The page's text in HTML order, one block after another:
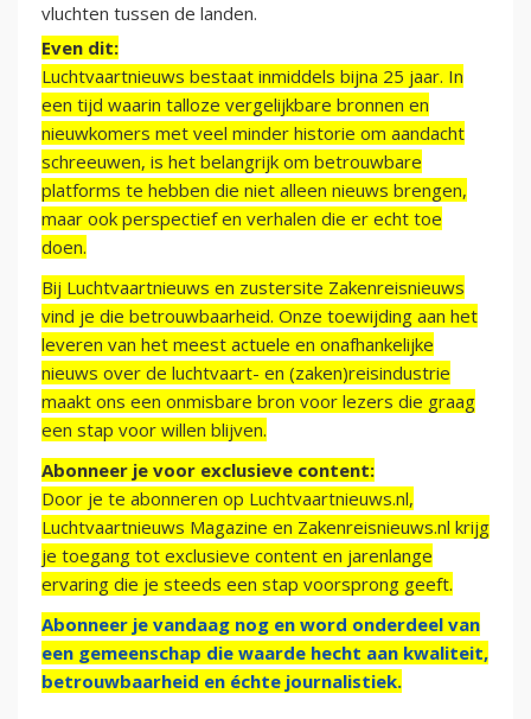
vluchten tussen de landen.
Even dit:
Luchtvaartnieuws bestaat inmiddels bijna 25 jaar. In
een tijd waarin talloze vergelijkbare bronnen en
nieuwkomers met veel minder historie om aandacht
schreeuwen, is het belangrijk om betrouwbare
platforms te hebben die niet alleen nieuws brengen,
maar ook perspectief en verhalen die er echt toe
doen.
Bij Luchtvaartnieuws en zustersite Zakenreisnieuws
vind je die betrouwbaarheid. Onze toewijding aan het
leveren van het meest actuele en onafhankelijke
nieuws over de luchtvaart- en (zaken)reisindustrie
maakt ons een onmisbare bron voor lezers die graag
een stap voor willen blijven.
Abonneer je voor exclusieve content:
Door je te abonneren op Luchtvaartnieuws.nl,
Luchtvaartnieuws Magazine en Zakenreisnieuws.nl krijg
je toegang tot exclusieve content en jarenlange
ervaring die je steeds een stap voorsprong geeft.
Abonneer je vandaag nog en word onderdeel van
een gemeenschap die waarde hecht aan kwaliteit,
betrouwbaarheid en échte journalistiek.